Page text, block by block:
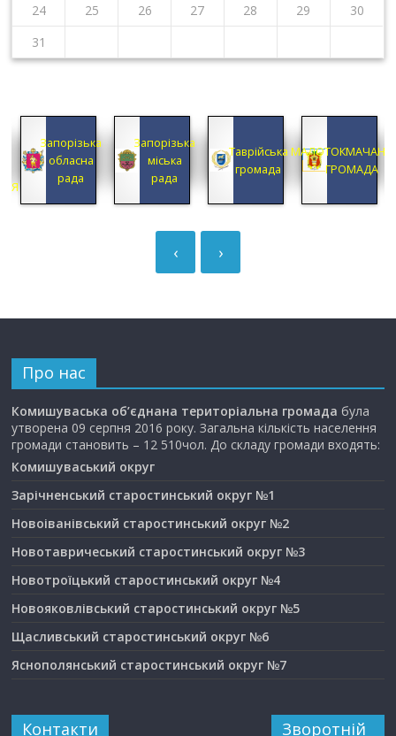
24
25 26 27 28 29
30
31
Запорізька
обласна
рада
Запорізька
міська
рада
Таврійська
громада
ГРОМАДА
›
‹
Про нас
Комишуваська об’єднана територіальна громада була
утворена 09 серпня 2016 року. Загальна кількість населення
громади становить – 12 510чол. До складу громади входять:
Комишуваський округ
Зарічненський старостинський округ №1
Новоіванівський старостинський округ №2
Новотавричеський старостинський округ №3
Новотроїцький старостинський округ №4
Новояковлівський старостинський округ №5
Щасливський старостинський округ №6
Яснополянський старостинський округ №7
Контакти
Зворотній